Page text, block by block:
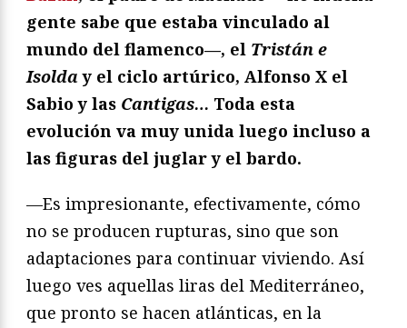
gente sabe que estaba vinculado al
mundo del flamenco—, el Tristán e
Isolday el ciclo artúrico, Alfonso X el
Sabio y las Cantigas… Toda esta
evolución va muy unida luego incluso a
las figuras del juglar y el bardo.
—Es impresionante, efectivamente, cómo
no se producen rupturas, sino que son
adaptaciones para continuar viviendo. Así
luego ves aquellas liras del Mediterráneo,
que pronto se hacen atlánticas, en la